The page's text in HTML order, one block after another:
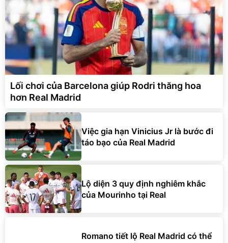
Lối chơi của Barcelona giúp Rodri thăng hoa
hơn Real Madrid
Việc gia hạn Vinicius Jr là bước đi
táo bạo của Real Madrid
Lộ diện 3 quy định nghiêm khắc
của Mourinho tại Real
Romano tiết lộ Real Madrid có thể